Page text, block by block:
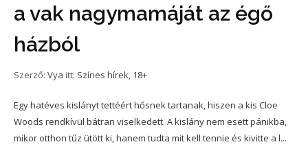
a vak nagymamáját az égő
házból
Szerző: Vya itt: Színes hírek, 18+
Egy hatéves kislányt tettéért hősnek tartanak, hiszen a kis Cloe
Woods rendkívül bátran viselkedett. A kislány nem esett pánikba,
mikor otthon tűz ütött ki, hanem tudta mit kell tennie és kivitte a l...